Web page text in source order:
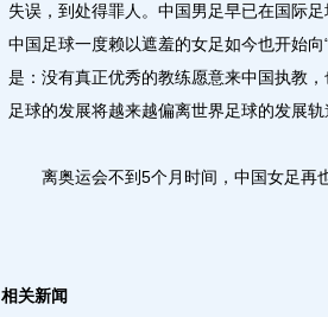
失误，到处得罪人。中国男足早已在国际
中国足球一度赖以遮羞的女足如今也开始
是：没有真正优秀的教练愿意来中国执教
足球的发展将越来越偏离世界足球的发展轨
离奥运会不到5个月时间，中国女足再也
相关新闻